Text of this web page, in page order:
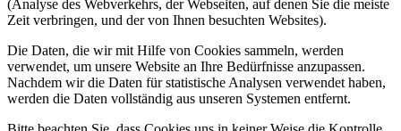
(Analyse des Webverkehrs, der Webseiten, auf denen Sie die meiste
Zeit verbringen, und der von Ihnen besuchten Websites).
Die Daten, die wir mit Hilfe von Cookies sammeln, werden
verwendet, um unsere Website an Ihre Bedürfnisse anzupassen.
Nachdem wir die Daten für statistische Analysen verwendet haben,
werden die Daten vollständig aus unseren Systemen entfernt.